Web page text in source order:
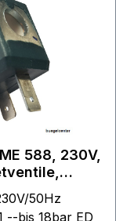
588, 230V,
50Hz
bis 18bar ED